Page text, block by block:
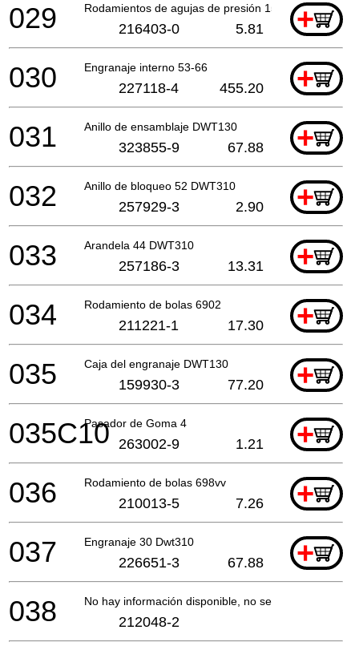
Rodamientos de agujas de presión 1528 +
029 216403-0 5.81
Engranaje interno 53-66 +
030 227118-4 455.20
Anillo de ensamblaje DWT130 +
031 323855-9 67.88
Anillo de bloqueo 52 DWT310 +
032 257929-3 2.90
Arandela 44 DWT310 +
033 257186-3 13.31
Rodamiento de bolas 6902 +
034 211221-1 17.30
Caja del engranaje DWT130 +
035 159930-3 77.20
Pasador de Goma 4 +
035C10 263002-9 1.21
Rodamiento de bolas 698vv +
036 210013-5 7.26
Engranaje 30 Dwt310 +
037 226651-3 67.88
No hay información disponible, no se puede pedir
038 212048-2